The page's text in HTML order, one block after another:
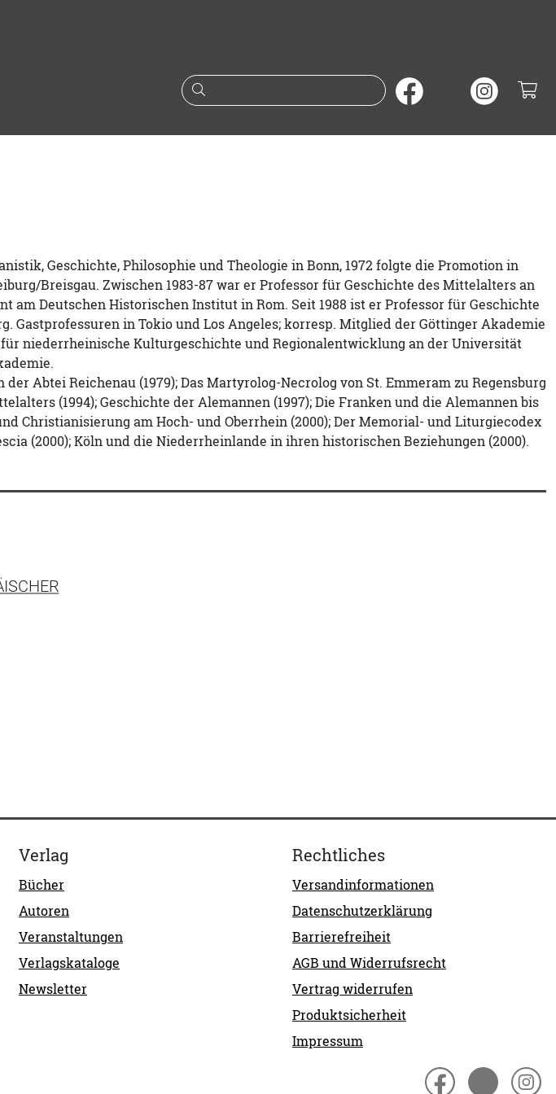
Suche nach Büchern oder
Geschichte, Philosophie und Theologie in Bonn, 1972 folgte die Promotion in
Breisgau. Zwischen 1983-87 war er Professor für Geschichte des Mittelalters an
am Deutschen Historischen Institut in Rom. Seit 1988 ist er Professor für Geschichte
Gastprofessuren in Tokio und Los Angeles; korresp. Mitglied der Göttinger Akademie
niederrheinische Kulturgeschichte und Regionalentwicklung an der Universität
Abtei Reichenau (1979); Das Martyrolog-Necrolog von St. Emmeram zu Regensburg
(1994); Geschichte der Alemannen (1997); Die Franken und die Alemannen bis
Christianisierung am Hoch- und Oberrhein (2000); Der Memorial- und Liturgiecodex
(2000); Köln und die Niederrheinlande in ihren historischen Beziehungen (2000).
Verlag
Bücher
Autoren
Veranstaltungen
Verlagskataloge
Newsletter
Rechtliches
Versandinformationen
Datenschutzerklärung
Barrierefreiheit
AGB und Widerrufsrecht
Vertrag widerrufen
Produktsicherheit
Impressum